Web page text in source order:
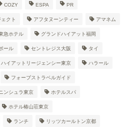
COZY ESPA PR
クト アフタヌーンティー アマネム
急ホテル グランドハイアット福岡
ール セントレジス大阪 タイ
ハイアットリージェンシー東京 ハラール
フォーブストラベルガイド
ンシュラ東京 ホテルスパ
ホテル椿山荘東京
ランチ リッツカールトン京都